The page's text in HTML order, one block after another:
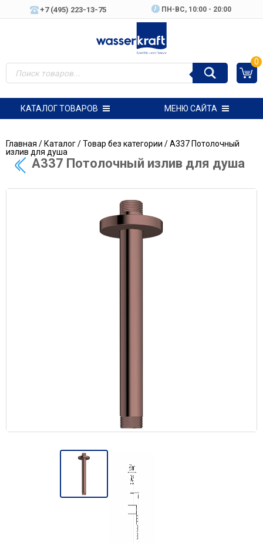
+7 (495) 223-13-75 ПН-ВC, 10:00 - 20:00
0
КАТАЛОГ ТОВАРОВ МЕНЮ САЙТА
Главная /Каталог/Товар без категории / A337 Потолочный
излив для душа
A337 Потолочный излив для душа